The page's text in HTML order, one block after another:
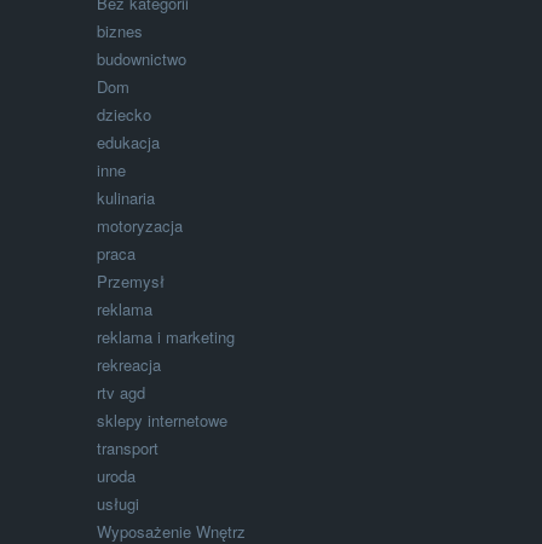
biznes
budownictwo
Dom
dziecko
edukacja
inne
kulinaria
motoryzacja
praca
Przemysł
reklama
reklama i marketing
rekreacja
rtv agd
sklepy internetowe
transport
uroda
usługi
Wyposażenie Wnętrz